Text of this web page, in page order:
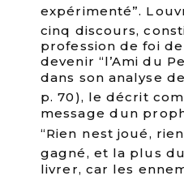
expérimenté”.
cinq discours,
profession de foi
devenir “l’Ami du
dans son analyse de
p. 70), le décrit
message dun
“Rien nest joué,
gagné, et la plus
livrer, car les